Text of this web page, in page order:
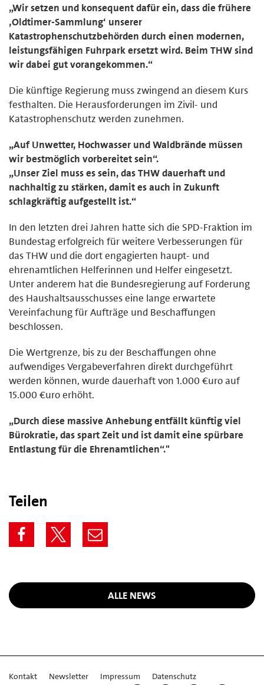
„Wir setzen und konsequent dafür ein, dass die frühere
‚Oldtimer-Sammlung‘ unserer
Katastrophenschutzbehörden durch einen modernen,
leistungsfähigen Fuhrpark ersetzt wird. Beim THW sind
wir dabei gut vorangekommen.“
Die künftige Regierung muss zwingend an diesem Kurs
festhalten. Die Herausforderungen im Zivil- und
Katastrophenschutz werden zunehmen.
„Auf Unwetter, Hochwasser und Waldbrände müssen
wir bestmöglich vorbereitet sein“.
„Unser Ziel muss es sein, das THW dauerhaft und
nachhaltig zu stärken, damit es auch in Zukunft
schlagkräftig aufgestellt ist.“
In den letzten drei Jahren hatte sich die SPD-Fraktion im
Bundestag erfolgreich für weitere Verbesserungen für
das THW und die dort engagierten haupt- und
ehrenamtlichen Helferinnen und Helfer eingesetzt.
Unter anderem hat die Bundesregierung auf Forderung
des Haushaltsausschusses eine lange erwartete
Vereinfachung für Aufträge und Beschaffungen
beschlossen.
Die Wertgrenze, bis zu der Beschaffungen ohne
aufwendiges Vergabeverfahren direkt durchgeführt
werden können, wurde dauerhaft von 1.000 €uro auf
15.000 €uro erhöht.
„Durch diese massive Anhebung entfällt künftig viel
Bürokratie, das spart Zeit und ist damit eine spürbare
Entlastung für die Ehrenamtlichen“."
Teilen
ALLE NEWS
Kontakt Newsletter Impressum Datenschutz